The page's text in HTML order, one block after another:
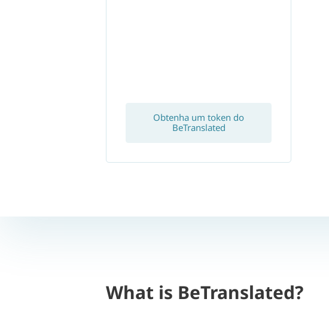
Obtenha um token do
BeTranslated
What is BeTranslated?